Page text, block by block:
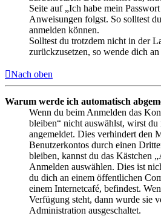
Seite auf „Ich habe mein
Anweisungen folgst. So solltest
anmelden können.
Solltest du trotzdem nicht in der
zurückzusetzen, so wende dich
Nach oben
Warum werde ich automatisch
Wenn du beim Anmelden das
bleiben“ nicht auswählst, wirst
angemeldet. Dies verhindert den
Benutzerkontos durch einen
bleiben, kannst du das Kästchen
Anmelden auswählen. Dies ist
du dich an einem öffentlichen
einem Internetcafé, befindest.
Verfügung steht, dann wurde sie
Administration ausgeschaltet.